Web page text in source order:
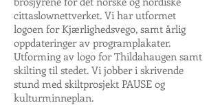
cittaslownettverket. Vi har utformet
logoen for Kjærlighedsvego, samt årlig
oppdateringer av programplakater.
Utforming av logo for Thildahaugen samt
skilting til stedet. Vi jobber i skrivende
stund med skiltprosjekt PAUSE og
kulturminneplan.